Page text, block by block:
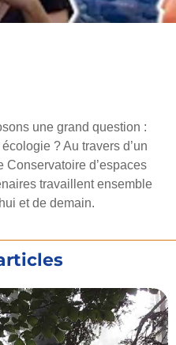
une grand question :
? Au travers d’un
Conservatoire d’espaces
travaillent ensemble
et de demain.